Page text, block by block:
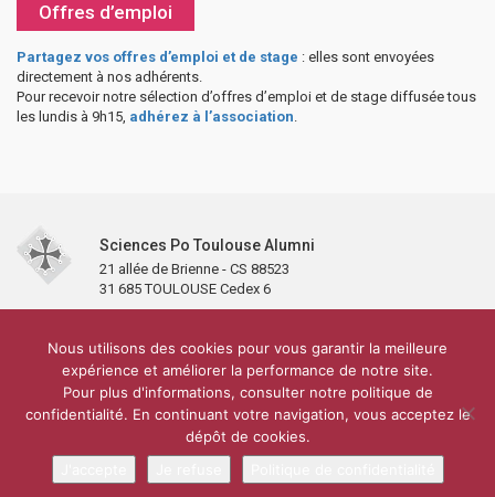
Offres d’emploi
Partagez vos offres d’emploi et de stage : elles sont envoyées
directement à nos adhérents.
Pour recevoir notre sélection d’offres d’emploi et de stage diffusée tous
les lundis à 9h15, adhérez à l’association.
Sciences Po Toulouse Alumni
21 allée de Brienne - CS 88523
31 685 TOULOUSE Cedex 6
Partenaires et soutiens
Lettre d’information
Réseaux sociaux
Sciences Po Toulouse
Carré Alumni de la bibliothèque de Sciences Po Toulouse
10 000 diplômés
Réseau ScPo
Mentions légales Politique de confidentialité
Plan du site
Conception & réalisation :CEREAL CONCEPT
Nous utilisons des cookies pour vous garantir la meilleure
expérience et améliorer la performance de notre site.
Pour plus d'informations, consulter notre politique de
confidentialité. En continuant votre navigation, vous acceptez le
dépôt de cookies.